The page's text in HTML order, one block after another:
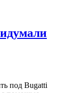
под Bugatti